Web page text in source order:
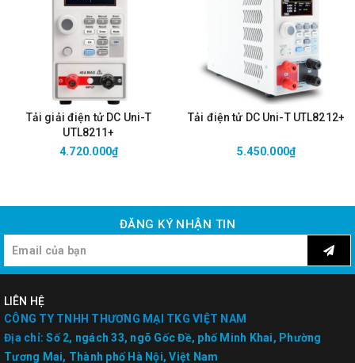
Tải giải điện tử DC Uni-T
UTL8211+
4.720.000₫
Tải điện tử DC Uni-T UTL8212+
5.450.000₫
ĐĂNG KÝ NHẬN TIN
LIÊN HỆ
CÔNG TY TNHH THƯƠNG MẠI TKG VIỆT NAM
Địa chỉ: Số 2, ngách 33, ngõ Gốc Đề, phố Minh Khai, Phường
Tương Mai, Thành phố Hà Nội, Việt Nam